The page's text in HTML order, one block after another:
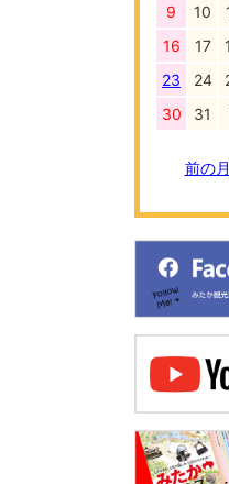
9
10
16
17
23
24
30
31
前の月